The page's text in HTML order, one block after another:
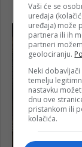
Vaši će se
uređaja
uređaja) može
partnera ili ih
partneri
geolociranju.
Neki
temelju
nastavku
dnu ove
pristankom ili
kolačića.